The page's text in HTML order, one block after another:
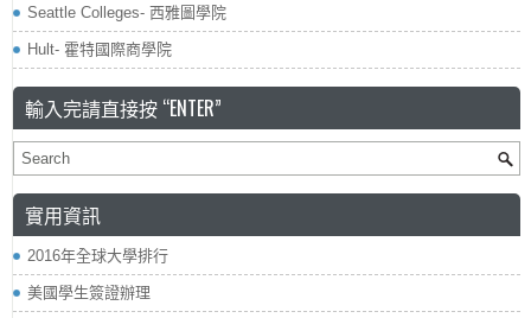
Seattle Colleges- 西雅圖學院
Hult- 霍特國際商學院
輸入完請直接按 “ENTER”
實用資訊
2016年全球大學排行
美國學生簽證辦理